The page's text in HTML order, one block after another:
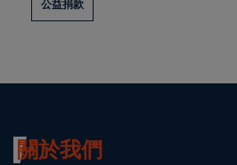
公益捐款
關於我們